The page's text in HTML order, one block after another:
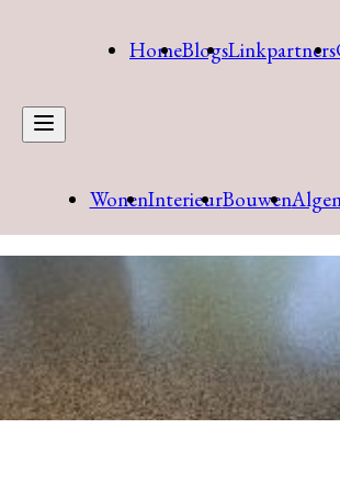
HomeBlogsLinkpartners
WonenInterieurBouwen